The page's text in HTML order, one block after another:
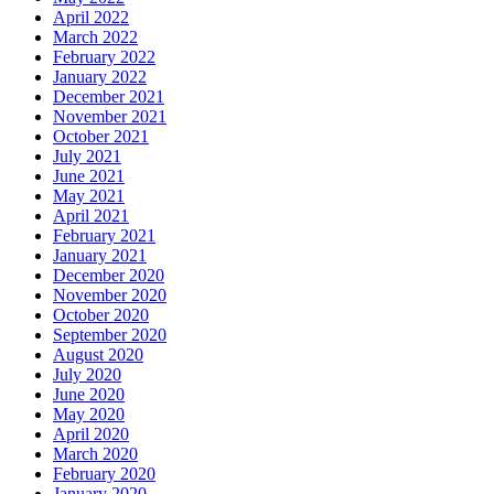
April 2022
March 2022
February 2022
January 2022
December 2021
November 2021
October 2021
July 2021
June 2021
May 2021
April 2021
February 2021
January 2021
December 2020
November 2020
October 2020
September 2020
August 2020
July 2020
June 2020
May 2020
April 2020
March 2020
February 2020